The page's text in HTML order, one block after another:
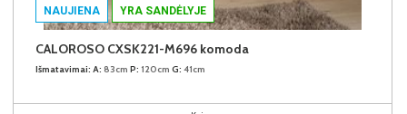
NAUJIENA YRA SANDĖLYJE
CALOROSO CXSK221-M696 komoda
Išmatavimai: A: 83cm P: 120cm G: 41cm